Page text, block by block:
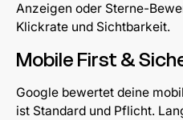
Anzeigen oder Sterne-
Klickrate und Sichtbarkeit.
Mobile First &
Google bewertet deine
ist Standard und Pflicht.